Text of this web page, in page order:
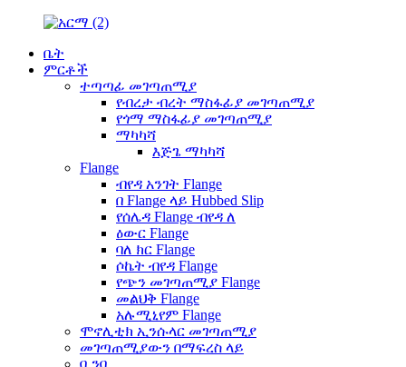
ቤት
ምርቶች
ተጣጣፊ መገጣጠሚያ
የብረታ ብረት ማስፋፊያ መገጣጠሚያ
የጎማ ማስፋፊያ መገጣጠሚያ
ማካካሻ
እጅጌ ማካካሻ
Flange
ብየዳ አንገት Flange
በ Flange ላይ Hubbed Slip
የሰሌዳ Flange ብየዳ ለ
ዕውር Flange
ባለ ክር Flange
ሶኬት ብየዳ Flange
የጭን መገጣጠሚያ Flange
መልህቅ Flange
አሉሚኒየም Flange
ሞኖሊቲክ ኢንሱላር መገጣጠሚያ
መገጣጠሚያውን በማፍረስ ላይ
ቧንቧ